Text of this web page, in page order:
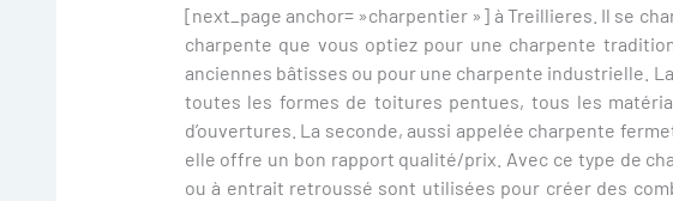
[next_page anchor= »charpentier »] à Treillieres. Il se
charpente que vous optiez pour une charpente
anciennes bâtisses ou pour une charpente industrielle. La
toutes les formes de toitures pentues, tous les
d’ouvertures. La seconde, aussi appelée charpente
elle offre un bon rapport qualité/prix. Avec ce type de
ou à entrait retroussé sont utilisées pour créer des